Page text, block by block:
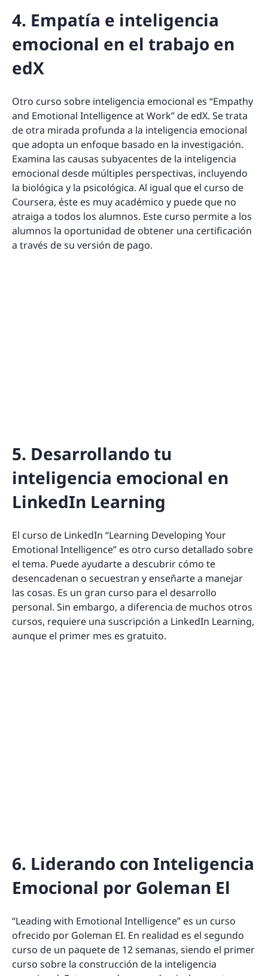
4. Empatía e inteligencia
emocional en el trabajo en
edX
Otro curso sobre inteligencia emocional es “Empathy
and Emotional Intelligence at Work” de edX. Se trata
de otra mirada profunda a la inteligencia emocional
que adopta un enfoque basado en la investigación.
Examina las causas subyacentes de la inteligencia
emocional desde múltiples perspectivas, incluyendo
la biológica y la psicológica. Al igual que el curso de
Coursera, éste es muy académico y puede que no
atraiga a todos los alumnos. Este curso permite a los
alumnos la oportunidad de obtener una certificación
a través de su versión de pago.
5. Desarrollando tu
inteligencia emocional en
LinkedIn Learning
El curso de LinkedIn “Learning Developing Your
Emotional Intelligence” es otro curso detallado sobre
el tema. Puede ayudarte a descubrir cómo te
desencadenan o secuestran y enseñarte a manejar
las cosas. Es un gran curso para el desarrollo
personal. Sin embargo, a diferencia de muchos otros
cursos, requiere una suscripción a LinkedIn Learning,
aunque el primer mes es gratuito.
6. Liderando con Inteligencia
Emocional por Goleman El
“Leading with Emotional Intelligence” es un curso
ofrecido por Goleman EI. En realidad es el segundo
curso de un paquete de 12 semanas, siendo el primer
curso sobre la construcción de la inteligencia